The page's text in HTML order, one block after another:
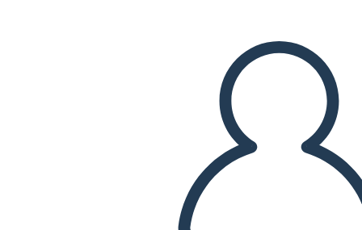
Kopier dette storyboard
LAVE ET STORYBOARD
AFSPIL DIASSHOW
LÆS FOR MIG